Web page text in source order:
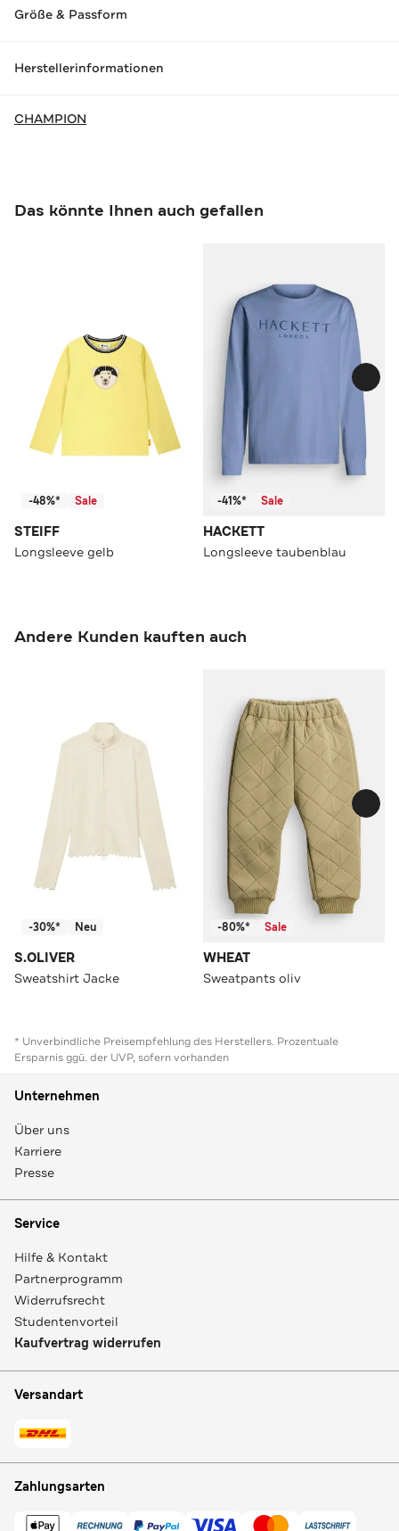
Größe & Passform
Herstellerinformationen
CHAMPION
Das könnte Ihnen auch gefallen
-48%* Sale
STEIFF
Longsleeve gelb
-41%* Sale
HACKETT
Longsleeve taubenblau
Andere Kunden kauften auch
-30%* Neu
S.OLIVER
Sweatshirt Jacke
-80%* Sale
WHEAT
Sweatpants oliv
* Unverbindliche Preisempfehlung des Herstellers. Prozentuale
Ersparnis ggü. der UVP, sofern vorhanden
Unternehmen
Über uns
Karriere
Presse
Service
Hilfe & Kontakt
Partnerprogramm
Widerrufsrecht
Studentenvorteil
Kaufvertrag widerrufen
Versandart
Zahlungsarten